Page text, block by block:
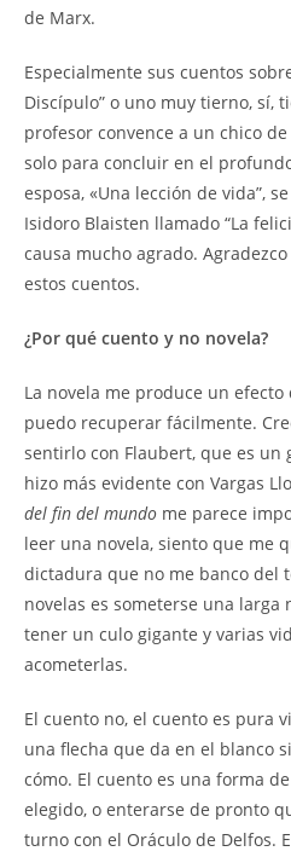
de Marx.
Especialmente sus cuentos
Discípulo” o uno muy tierno, sí,
profesor convence a un chico
solo para concluir en el
esposa, «Una lección de vida”,
Isidoro Blaisten llamado “La
causa mucho agrado.
estos cuentos.
¿Por qué cuento y no novela?
La novela me produce un
puedo recuperar fácilmente.
sentirlo con Flaubert, que es un
hizo más evidente con Vargas
del fin del mundo me parece
leer una novela, siento que me
dictadura que no me banco del
novelas es someterse una larga
tener un culo gigante y varias
acometerlas.
El cuento no, el cuento es pura
una flecha que da en el blanco
cómo. El cuento es una forma
elegido, o enterarse de pronto
turno con el Oráculo de Delfos.